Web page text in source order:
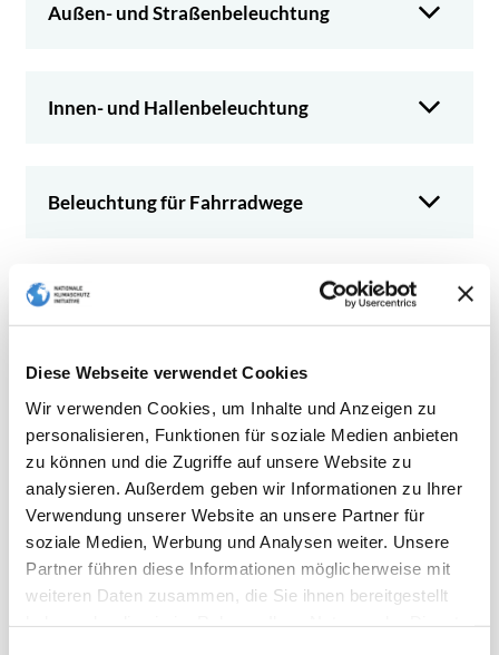
Diese Webseite verwendet Cookies
Wir verwenden Cookies, um Inhalte und Anzeigen zu
personalisieren, Funktionen für soziale Medien anbieten
zu können und die Zugriffe auf unsere Website zu
analysieren. Außerdem geben wir Informationen zu Ihrer
Verwendung unserer Website an unsere Partner für
soziale Medien, Werbung und Analysen weiter. Unsere
Partner führen diese Informationen möglicherweise mit
weiteren Daten zusammen, die Sie ihnen bereitgestellt
Außen- und Straßenbeleuchtung
Innen- und Hallenbeleuchtung
Beleuchtung für Fahrradwege
Weiterführende Informationen
Handlungsmöglichkeiten,
Umsetzungsunterstützung und
Beratungsangebote bietet die
Informationsplattform der NKI zum
kommunalen Klimaschutz
Richtlinie zur Bundesförderung kommunaler
Klimaschutz (Kommunalrichtlinie)
pdf | 608.87 KB
Download